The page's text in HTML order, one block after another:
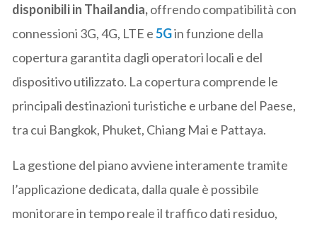
disponibili in Thailandia,offrendo compatibilità con
connessioni 3G, 4G, LTE e5Gin funzione della
copertura garantita dagli operatori locali e del
dispositivo utilizzato. La copertura comprende le
principali destinazioni turistiche e urbane del Paese,
tra cui Bangkok, Phuket, Chiang Mai e Pattaya.
La gestione del piano avviene interamente tramite
l’applicazione dedicata, dalla quale è possibile
monitorare in tempo reale il traffico dati residuo,